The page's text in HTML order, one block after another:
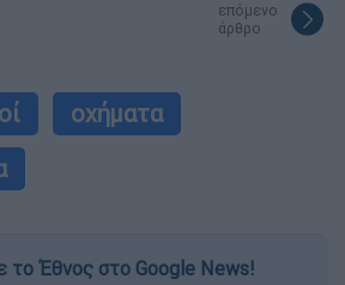
επόμενο
άρθρο
οχήματα
το Έθνος στο Google News!